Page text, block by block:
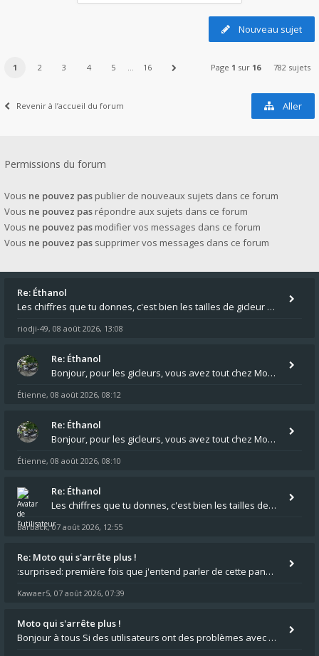
Nouveau sujet
1 2 3 4 5 … 16 Page 1 sur 16 782 sujets
Revenir à l’accueil du forum Aller
Permissions du forum
Vous ne pouvez pas publier de nouveaux sujets dans ce forum
Vous ne pouvez pas répondre aux sujets dans ce forum
Vous ne pouvez pas modifier vos messages dans ce forum
Vous ne pouvez pas supprimer vos messages dans ce forum
Re: Éthanol
Les chiffres que tu donnes, c'est bien les tailles de gicleur ? Par contre tes "-2 tours" à quoi correspondent t'ils ?
riodji-49, 08 août 2026, 13:08
Re: Éthanol
Bonjour, pour les gicleurs, vous avez tout chez Motokristen à Bar sur Aube. https://www.motokristen.fr/ On peut aussi
Étienne, 08 août 2026, 08:12
Re: Éthanol
Bonjour, pour les gicleurs, vous avez tout chez Motokristen à Bar sur Aube. https://www.motokristen.fr/produits/4946-l
Étienne, 08 août 2026, 08:10
Re: Éthanol
Les chiffres que tu donnes, c'est bien les tailles de gicleur ? Par contre tes "-2 tours" à quoi correspondent t'ils ?
Barback,07 août 2026, 12:55
Re: Moto qui s'arrête plus !
:surprised: première fois que j'entend parler de cette panne ,ta moto aurait été maraboutée? :pretre:
Kawaer5, 07 août 2026, 07:39
Moto qui s'arrête plus !
Bonjour à tous Si des utilisateurs ont des problèmes avec leur moto qui démarre plus, la mienne ne coupe plus :?: - Je